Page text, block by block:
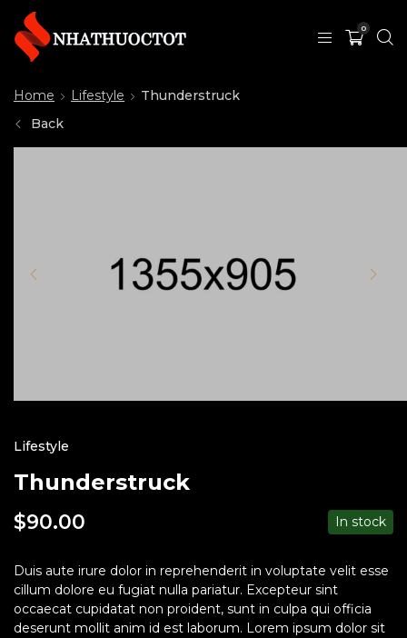
0
Home Lifestyle
Thunderstruck
Back
Lifestyle
Thunderstruck
$90.00 In stock
Duis aute irure dolor in reprehenderit in voluptate velit esse
cillum dolore eu fugiat nulla pariatur. Excepteur sint
occaecat cupidatat non proident, sunt in culpa qui officia
deserunt mollit anim id est laborum. Lorem ipsum dolor sit